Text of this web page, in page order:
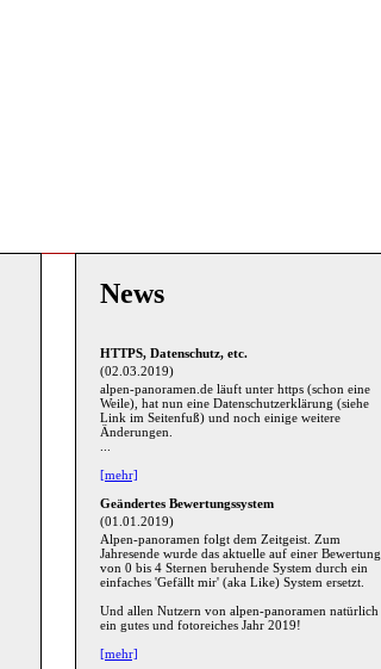
News
HTTPS, Datenschutz, etc.
(02.03.2019)
alpen-panoramen.de läuft unter https (schon eine
Weile), hat nun eine Datenschutzerklärung (siehe
Link im Seitenfuß) und noch einige weitere
Änderungen.
[mehr]
Geändertes Bewertungssystem
(01.01.2019)
Alpen-panoramen folgt dem Zeitgeist. Zum
Jahresende wurde das aktuelle auf einer Bewertung
von 0 bis 4 Sternen beruhende System durch ein
einfaches 'Gefällt mir' (aka Like) System ersetzt.
Und allen Nutzern von alpen-panoramen natürlich
ein gutes und fotoreiches Jahr 2019!
[mehr]